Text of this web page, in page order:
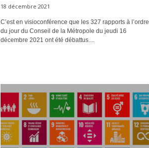
18 décembre 2021
C’est en visioconférence que les 327 rapports à l’ordre
du jour du Conseil de la Métropole du jeudi 16
décembre 2021 ont été débattus....